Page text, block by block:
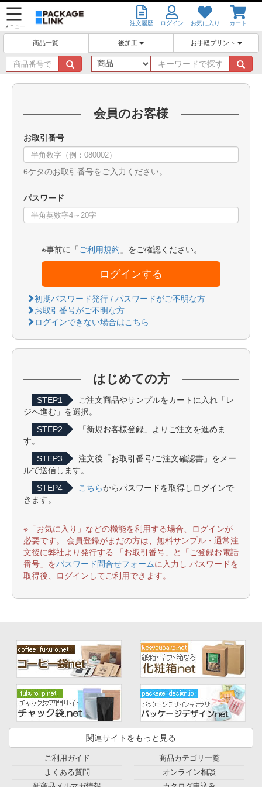
メニュー 注文履歴 ログイン お気に入り カート
商品一覧 後加工 お手軽プリント
商
品
番
キ
ー
ワ
会員のお客様
お取引番号
6ケタのお取引番号をご入力ください。
パスワード
※事前に「 ご利用規約 」をご確認ください。
ログインする
初期パスワード発行 / パスワードがご不明な方
お取引番号がご不明な方
ログインできない場合はこちら
はじめての方
STEP1
ご注文商品やサンプルをカートに入れ「レ
ジへ進む」を選択。
STEP2
「新規お客様登録」よりご注文を進めま
す。
STEP3
注文後「お取引番号/ご注文確認書」をメー
ルで送信します。
STEP4
こちらからパスワードを取得しログインで
きます。
※「お気に入り」などの機能を利用する場合、ログインが
必要です。 会員登録がまだの方は、無料サンプル・通常注
文後に弊社より発行する 「お取引番号」と「ご登録お電話
番号」をパスワード問合せフォームに入力し パスワードを
取得後、ログインしてご利用できます。
関連サイトをもっと見る
ご利用ガイド
よくある質問
商品カテゴリ一覧
オンライン相談